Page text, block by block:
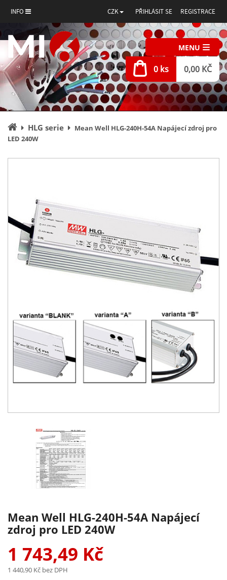
INFO CZK PŘIHLÁSIT SE REGISTRACE
MENU
0 ks 0,00 KČ
Úvodní
stránka
HLG serie
Mean Well HLG-240H-54A Napájecí zdroj pro
LED 240W
Mean Well HLG-240H-54A Napájecí
zdroj pro LED 240W
1 743,49 Kč
1 440,90 Kč bez DPH